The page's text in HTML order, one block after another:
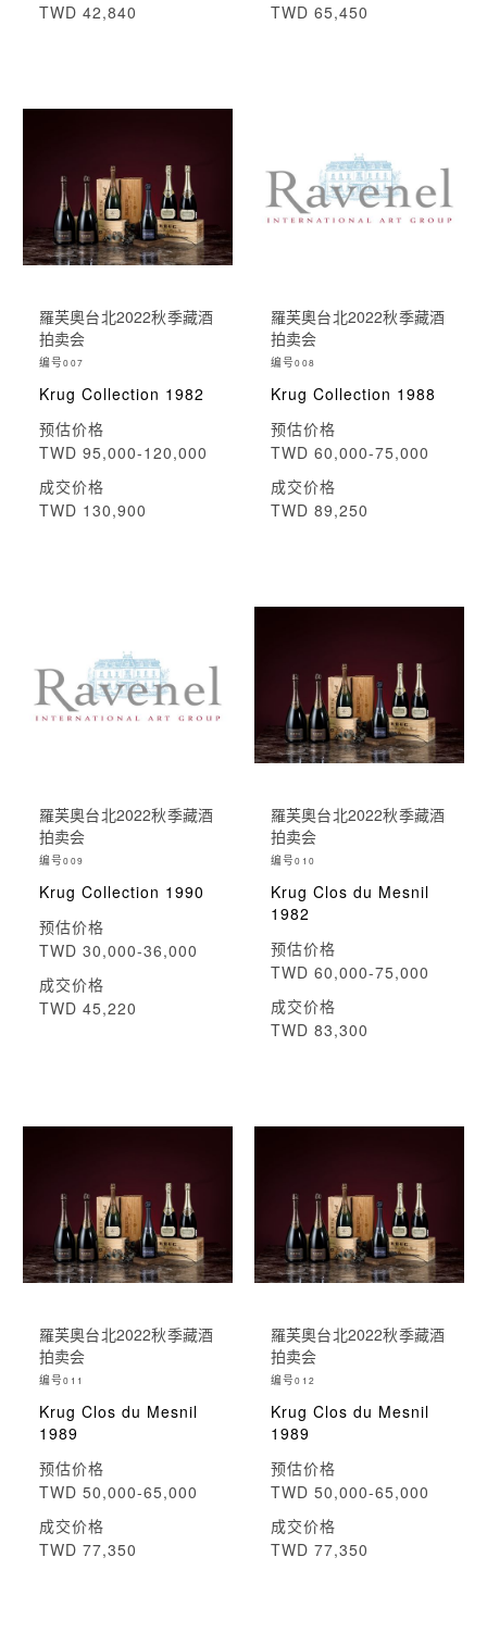
TWD 42,840
TWD 65,450
羅芙奧台北2022秋季藏酒
拍卖会
编号007
Krug Collection 1982
预估价格
TWD 95,000-120,000
成交价格
TWD 130,900
羅芙奧台北2022秋季藏酒
拍卖会
编号008
Krug Collection 1988
预估价格
TWD 60,000-75,000
成交价格
TWD 89,250
羅芙奧台北2022秋季藏酒
拍卖会
编号009
Krug Collection 1990
预估价格
TWD 30,000-36,000
成交价格
TWD 45,220
羅芙奧台北2022秋季藏酒
拍卖会
编号010
Krug Clos du Mesnil
1982
预估价格
TWD 60,000-75,000
成交价格
TWD 83,300
羅芙奧台北2022秋季藏酒
拍卖会
编号011
Krug Clos du Mesnil
1989
预估价格
TWD 50,000-65,000
成交价格
TWD 77,350
羅芙奧台北2022秋季藏酒
拍卖会
编号012
Krug Clos du Mesnil
1989
预估价格
TWD 50,000-65,000
成交价格
TWD 77,350